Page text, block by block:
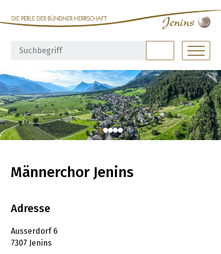
Suchbegriff
Suche
Männerchor Jenins
Adresse
Ausserdorf 6
7307 Jenins